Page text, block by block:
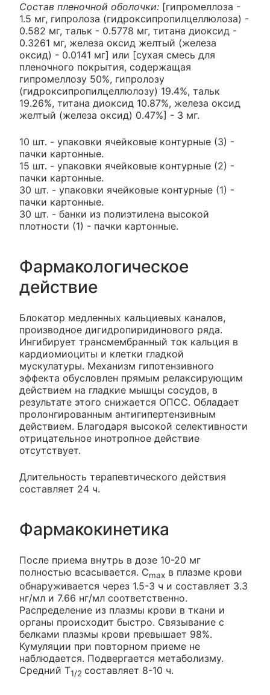
Состав пленочной оболочки: [гипромеллоза -
1.5 мг, гипролоза (гидроксипропилцеллюлоза) -
0.582 мг, тальк - 0.5778 мг, титана диоксид -
0.3261 мг, железа оксид желтый (железа
оксид) - 0.0141 мг] или [сухая смесь для
пленочного покрытия, содержащая
гипромеллозу 50%, гипролозу
(гидроксипропилцеллюлозу) 19.4%, тальк
19.26%, титана диоксид 10.87%, железа оксид
желтый (железа оксид) 0.47%] - 3 мг.
10 шт. - упаковки ячейковые контурные (3) -
пачки картонные.
15 шт. - упаковки ячейковые контурные (2) -
пачки картонные.
30 шт. - упаковки ячейковые контурные (1) -
пачки картонные.
30 шт. - банки из полиэтилена высокой
плотности (1) - пачки картонные.
Фармакологическое
действие
Блокатор медленных кальциевых каналов,
производное дигидропиридинового ряда.
Ингибирует трансмембранный ток кальция в
кардиомиоциты и клетки гладкой
мускулатуры. Механизм гипотензивного
эффекта обусловлен прямым релаксирующим
действием на гладкие мышцы сосудов, в
результате этого снижается ОПСС. Обладает
пролонгированным антигипертензивным
действием. Благодаря высокой селективности
отрицательное инотропное действие
отсутствует.
Длительность терапевтического действия
составляет 24 ч.
Фармакокинетика
После приема внутрь в дозе 10-20 мг
полностью всасывается. Cmax в плазме крови
обнаруживается через 1.5-3 ч и составляет 3.3
нг/мл и 7.66 нг/мл соответственно.
Распределение из плазмы крови в ткани и
органы происходит быстро. Связывание с
белками плазмы крови превышает 98%.
Кумуляции при повторном приеме не
наблюдается. Подвергается метаболизму.
Средний T1/2 составляет 8-10 ч.